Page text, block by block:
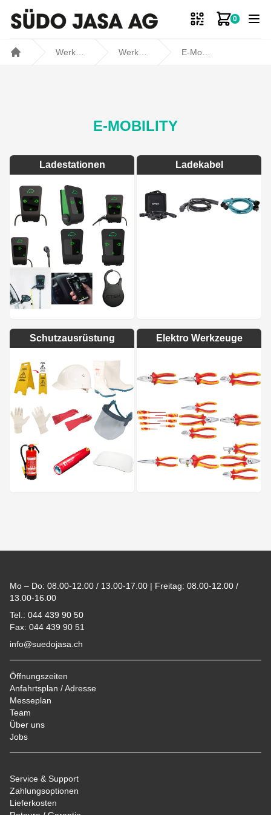
0
Zum
E-MOBILITY
Ladestationen Ladekabel
Schutzausrüstung Elektro Werkzeuge
Mo – Do: 08.00-12.00 / 13.00-17.00 | Freitag: 08.00-12.00 /
13.00-16.00
Tel.: 044 439 90 50
Fax: 044 439 90 51
info@suedojasa.ch
Öffnungszeiten
Anfahrtsplan / Adresse
Messeplan
Team
Über uns
Jobs
Service & Support
Zahlungsoptionen
Lieferkosten